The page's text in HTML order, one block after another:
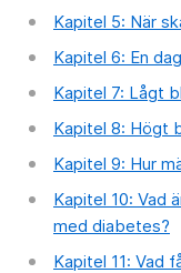
Kapitel 5: När
Kapitel 6: En
Kapitel 7: Lågt
Kapitel 8: Högt
Kapitel 9: Hur
Kapitel 10: Vad
med diabetes?
Kapitel 11: Vad